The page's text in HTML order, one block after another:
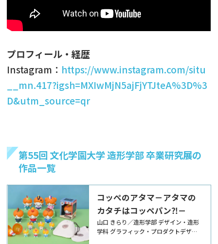
プロフィール・経歴
Instagram： https://www.instagram.com/situ
__mn.417?igsh=MXIwMjN5ajFjYTJteA%3D%3
D&utm_source=qr
第55回 文化学園大学 造形学部 卒業研究展の
作品一覧
コッぺのアタマ－アタマの
カタチはコッペパン⁈－
山口 きらり／造形学部 デザイン・造形
学科 グラフィック・プロダクトデザイ